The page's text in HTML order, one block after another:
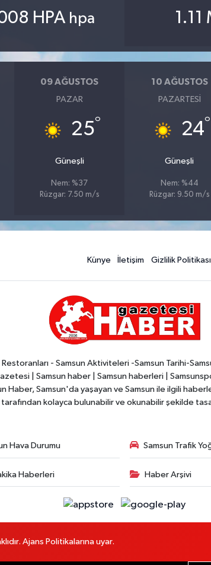
HPA hpa 1.11
09 AĞUSTOS
PAZAR
25°
Güneşli
Nem: %37
Rüzgar: 7.50 m/s
10 AĞUSTOS
PAZARTESI
24°
Güneşli
Nem: %44
Rüzgar: 9.50 m/s
Künye İletişim Gizlilik Politikası
- Samsun Aktiviteleri -Samsun Tarihi-
| Samsun haber | Samsun haberleri |
Haber, Samsun'da yaşayan ve Samsun ile ilgili
tarafından kolayca bulunabilir ve okunabilir şekilde
Hava Durumu Samsun Trafik
Haberleri Haber Arşivi
Ajans Politikalarına uyar.